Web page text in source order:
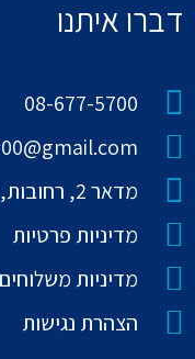
דברו איתנו
08-677-5700
מדאר 2, רחובות, ישראל
מדיניות פרטיות
מדיניות
הצהרת נגישות